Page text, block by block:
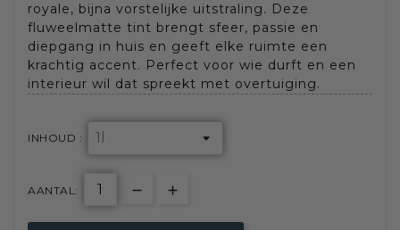
royale, bijna vorstelijke uitstraling. Deze
fluweelmatte tint brengt sfeer, passie en
diepgang in huis en geeft elke ruimte een
krachtig accent. Perfect voor wie durft en een
interieur wil dat spreekt met overtuiging.
INHOUD :
AANTAL: